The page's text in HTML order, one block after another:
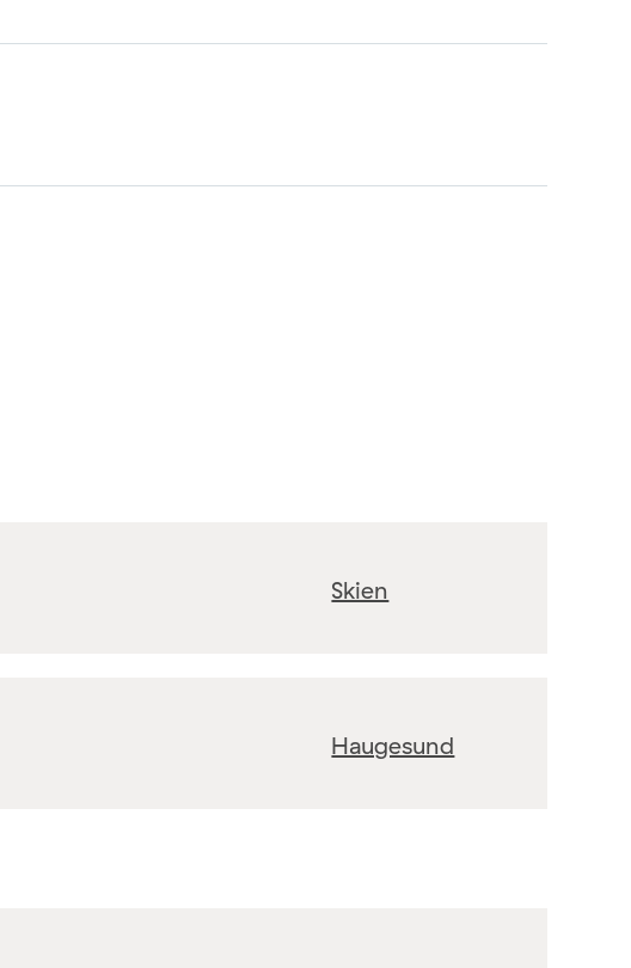
Skien
Haugesund